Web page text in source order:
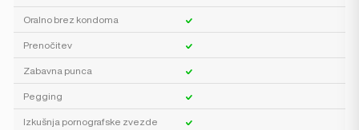
Oralno brez kondoma
Prenočitev
Zabavna punca
Pegging
Izkušnja pornografske zvezde